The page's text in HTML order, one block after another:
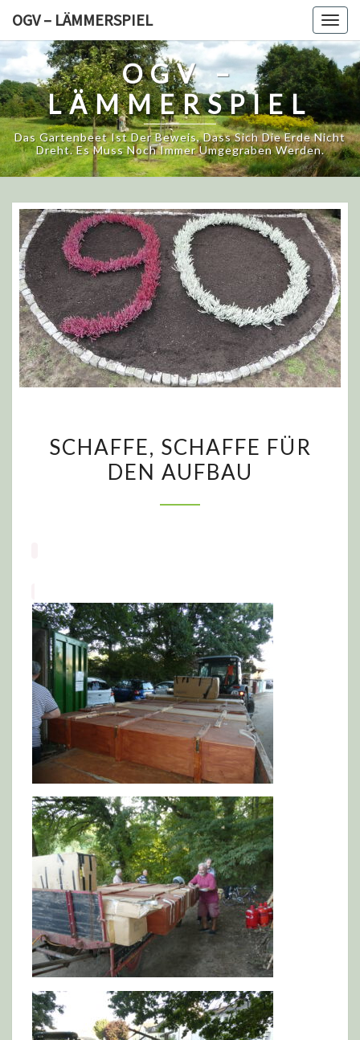
content
OGV – LÄMMERSPIEL
OGV –
LÄMMERSPIEL
Das Gartenbeet Ist Der Beweis, Dass Sich Die Erde Nicht
Dreht. Es Muss Noch Immer Umgegraben Werden.
SCHAFFE
FÜR
SCHAFFE, SCHAFFE FÜR
DEN AUFBAU